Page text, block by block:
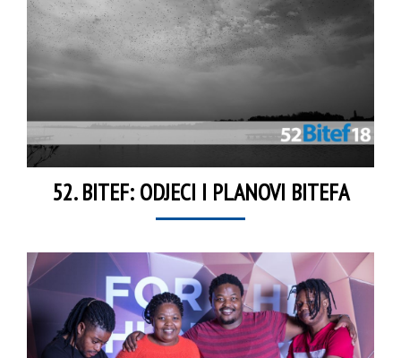
52. BITEF: ODJECI I PLANOVI BITEFA